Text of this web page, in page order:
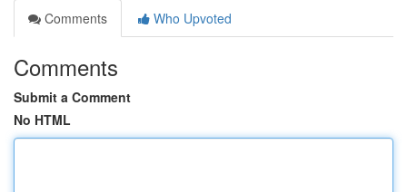
Comments
Who Upvoted
Comments
Submit a Comment
No HTML